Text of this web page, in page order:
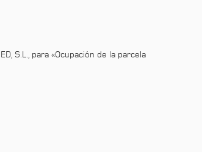
S.L., para «Ocupación de la parcela